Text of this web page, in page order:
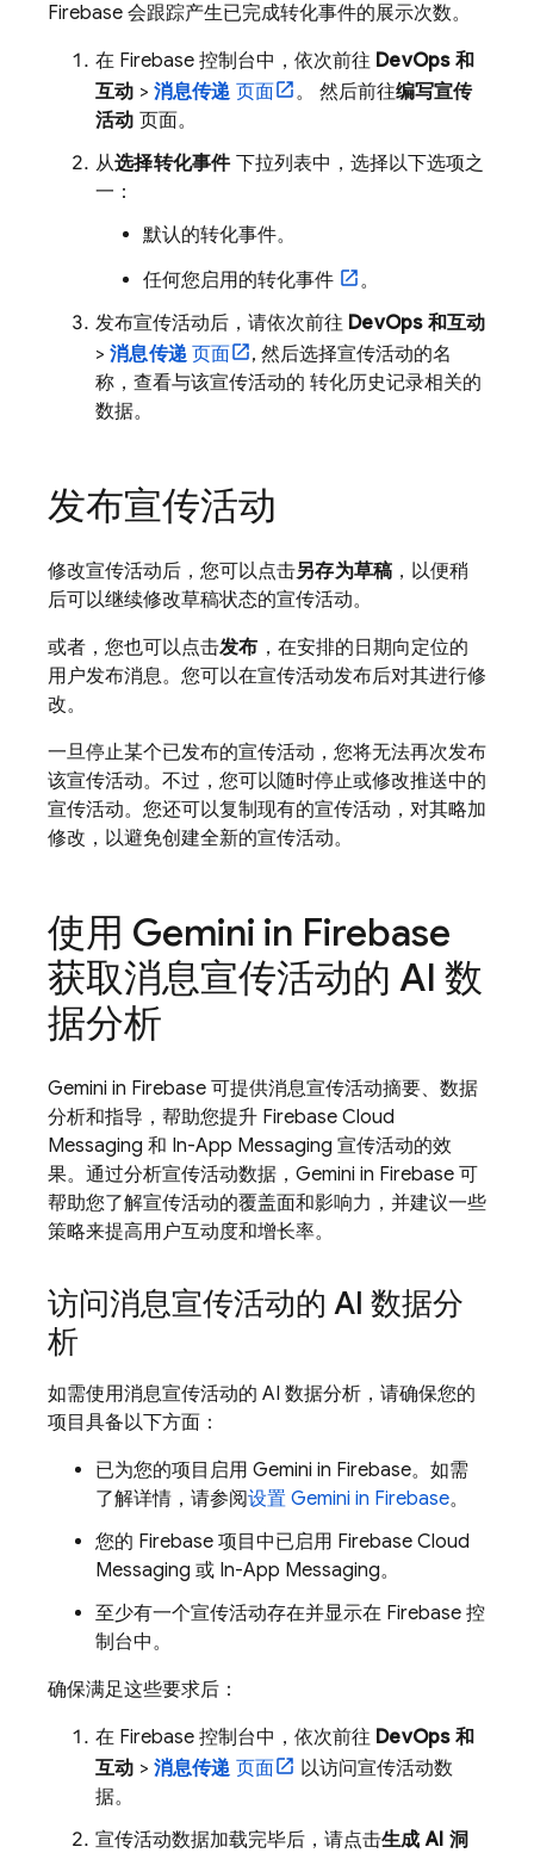
Firebase 会跟踪产生已完成转化事件的展示次数。
在 Firebase 控制台中，依次前往 DevOps 和
互动 > 消息传递 页面 。 然后前往编写宣传
活动 页面。
从选择转化事件下拉列表中，选择以下选项之
一：
默认的转化事件。
任何您启用的转化事件
。
发布宣传活动后，请依次前往 DevOps 和互动
> 消息传递 页面
, 然后选择宣传活动的名
称，查看与该宣传活动的 转化历史记录相关的
数据。
发布宣传活动
修改宣传活动后，您可以点击另存为草稿 ，以便稍
后可以继续修改草稿状态的宣传活动。
或者，您也可以点击发布 ，在安排的日期向定位的
用户发布消息。您可以在宣传活动发布后对其进行修
改。
一旦停止某个已发布的宣传活动，您将无法再次发布
该宣传活动。不过，您可以随时停止或修改推送中的
宣传活动。您还可以复制现有的宣传活动，对其略加
修改，以避免创建全新的宣传活动。
使用 Gemini in Firebase
获取消息宣传活动的 AI 数
据分析
Gemini in Firebase 可提供消息宣传活动摘要、数据
分析和指导，帮助您提升 Firebase Cloud
Messaging 和 In-App Messaging 宣传活动的效
果。通过分析宣传活动数据，Gemini in Firebase 可
帮助您了解宣传活动的覆盖面和影响力，并建议一些
策略来提高用户互动度和增长率。
访问消息宣传活动的 AI 数据分
析
如需使用消息宣传活动的 AI 数据分析，请确保您的
项目具备以下方面：
已为您的项目启用 Gemini in Firebase。如需
了解详情，请参阅设置 Gemini in Firebase。
您的 Firebase 项目中已启用 Firebase Cloud
Messaging 或 In-App Messaging。
至少有一个宣传活动存在并显示在 Firebase 控
制台中。
确保满足这些要求后：
在 Firebase 控制台中，依次前往 DevOps 和
互动 > 消息传递 页面
以访问宣传活动数
据。
宣传活动数据加载完毕后，请点击生成 AI 洞